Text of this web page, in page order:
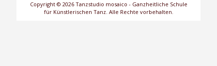
Copyright © 2026 Tanzstudio mosaico - Ganzheitliche Schule
für Künstlerischen Tanz. Alle Rechte vorbehalten.